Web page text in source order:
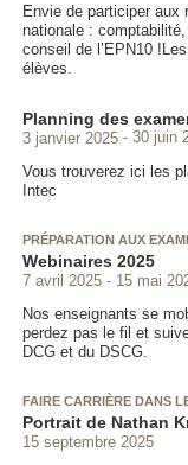
Envie de participer aux
nationale :
conseil de l’EPN10
élèves.
Planning des
3 janvier 2025
30 juin
Vous trouverez ici les
Intec
PRÉPARATION AUX
Webinaires 2025
7 avril 2025
15 mai
Nos enseignants se
perdez pas le fil et
DCG et du DSCG.
FAIRE CARRIÈRE DANS
Portrait de Nathan
15 septembre 2025